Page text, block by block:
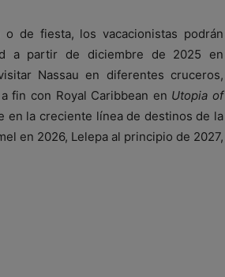
de fiesta, los vacacionistas podrán
a partir de diciembre de 2025 en
Nassau en diferentes cruceros,
fin con Royal Caribbean en Utopia of
en la creciente línea de destinos de la
en 2026, Lelepa al principio de 2027,